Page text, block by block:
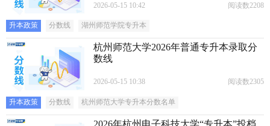
2026-05-15 10:42 阅读数2208
升本政策 分数线 湖州师范学院专升本
杭州师范大学2026年普通专升本录取分
数线
2026-05-15 10:38 阅读数2305
升本政策 分数线 杭州师范大学专升本分数名单
2026年杭州电子科技大学“专升本”投档